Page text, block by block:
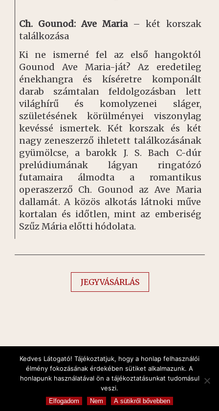
Ch. Gounod: Ave Maria– két korszak
találkozása
Ki ne ismerné fel az első hangoktól
Gounod Ave Maria-ját? Az eredetileg
énekhangra és kíséretre komponált
darab számtalan feldolgozásban lett
világhírű és komolyzenei sláger,
születésének körülményei viszonylag
kevéssé ismertek. Két korszak és két
nagy zeneszerző ihletett találkozásának
gyümölcse, a barokk J. S. Bach C-dúr
prelúdiumának lágyan ringatózó
futamaira álmodta a romantikus
operaszerző Ch. Gounod az Ave Maria
dallamát. A közös alkotás látnoki műve
kortalan és időtlen, mint az emberiség
Szűz Mária előtti hódolata.
JEGYVÁSÁRLÁS
Orgonakoncertek és Gálakoncertek
Copyright © 2026 All Rights Reserved
verzar
Kedves Látogató! Tájékoztatjuk, hogy a honlap felhasználói
élmény fokozásának érdekében sütiket alkalmazunk. A
honlapunk használatával ön a tájékoztatásunkat tudomásul
veszi.
Elfogadom Nem A sütikről bővebben